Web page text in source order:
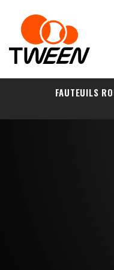
FAUTEUILS